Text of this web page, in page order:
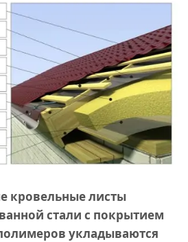
кровельные листы
стали с покрытием
укладываются